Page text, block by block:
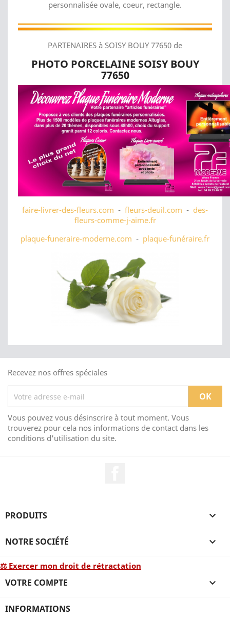
personnalisée ovale, coeur, rectangle.
PARTENAIRES à SOISY BOUY 77650 de
PHOTO PORCELAINE SOISY BOUY
77650
faire-livrer-des-fleurs.com - fleurs-deuil.com - des-
fleurs-comme-j-aime.fr
plaque-funeraire-moderne.com - plaque-funéraire.fr
Recevez nos offres spéciales
Vous pouvez vous désinscrire à tout moment. Vous
trouverez pour cela nos informations de contact dans les
conditions d'utilisation du site.
PRODUITS 
NOTRE SOCIÉTÉ 
⚖ Exercer mon droit de rétractation
VOTRE COMPTE 
INFORMATIONS